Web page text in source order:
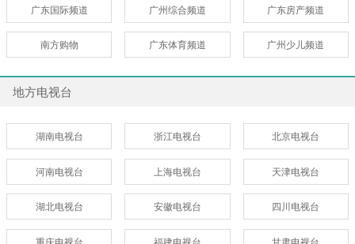
广东国际频道 广州综合频道 广东房产频道
南方购物 广东体育频道 广州少儿频道
地方电视台
湖南电视台 浙江电视台 北京电视台
河南电视台 上海电视台 天津电视台
湖北电视台 安徽电视台 四川电视台